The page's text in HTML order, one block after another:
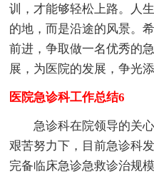
训，才能够轻松上路。人
的地，而是沿途的风景。
前进，争取做一名优秀的
展，为医院的发展，争光添
医院急诊科工作总结6
急诊科在院领导的关
艰苦努力下，目前急诊科
完备临床急诊急救诊治规